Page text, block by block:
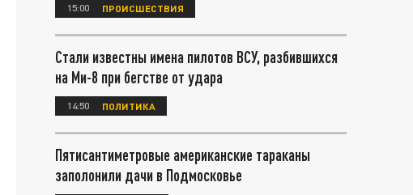
15:00 ПРОИСШЕСТВИЯ
Стали известны имена пилотов ВСУ, разбившихся
на Ми-8 при бегстве от удара
14:50 ПОЛИТИКА
Пятисантиметровые американские тараканы
заполонили дачи в Подмосковье